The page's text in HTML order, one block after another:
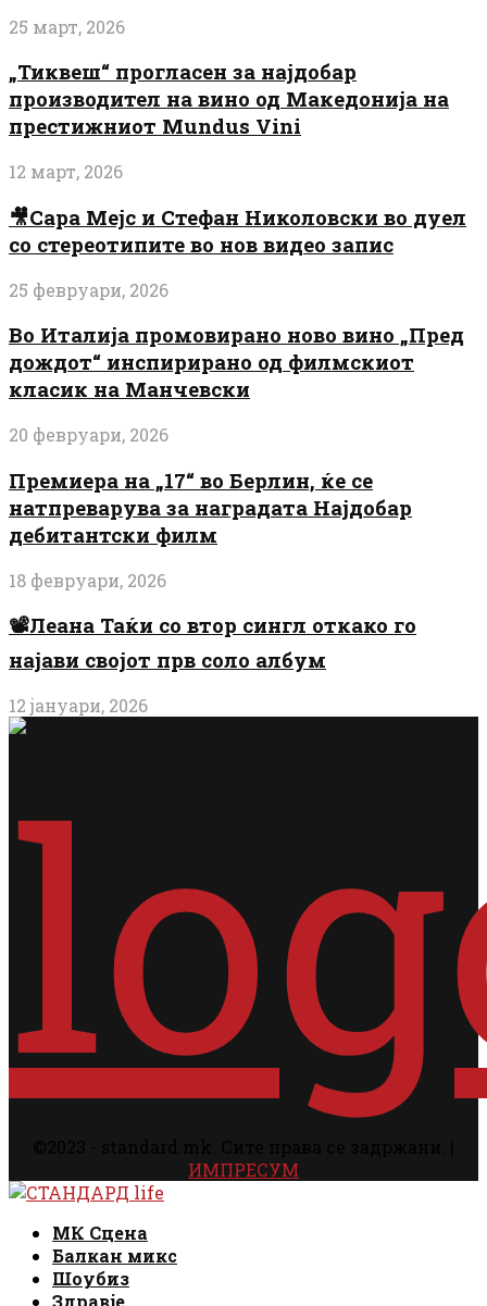
25 март, 2026
„Тиквеш“ прогласен за најдобар
производител на вино од Македонија на
престижниот Mundus Vini
12 март, 2026
🎥Сара Мејс и Стефан Николовски во дуел
со стереотипите во нов видео запис
25 февруари, 2026
Во Италија промовирано ново вино „Пред
дождот“ инспирирано од филмскиот
класик на Манчевски
20 февруари, 2026
Премиера на „17“ во Берлин, ќе се
натпреварува за наградата Најдобар
дебитантски филм
18 февруари, 2026
📽️Леана Таќи со втор сингл откако го
најави својот прв соло албум
12 јануари, 2026
ИМПРЕСУМ
Facebook
Instagram
Email
Rss
МК Сцена
Балкан микс
Шоубиз
Здравје